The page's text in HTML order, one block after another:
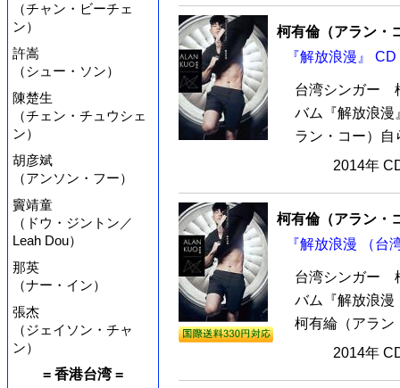
（チャン・ビーチェ
ン）
許嵩
（シュー・ソン）
陳楚生
（チェン・チュウシェ
ン）
胡彦斌
（アンソン・フー）
竇靖童
（ドウ・ジントン／
Leah Dou）
那英
（ナー・イン）
張杰
（ジェイソン・チャ
ン）
= 香港台湾 =
柯有倫（アラン・
『解放浪漫』
台湾シンガー
バム『解放浪漫
ラン・コー）自
2014年
柯有倫（アラン・
『解放浪漫 （台
台湾シンガー
バム『解放浪漫
柯有綸（アラン
2014年